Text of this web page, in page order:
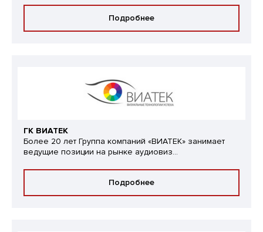
Подробнее
ГК ВИАТЕК
Более 20 лет Группа компаний «ВИАТЕК» занимает
ведущие позиции на рынке аудиовиз...
Подробнее